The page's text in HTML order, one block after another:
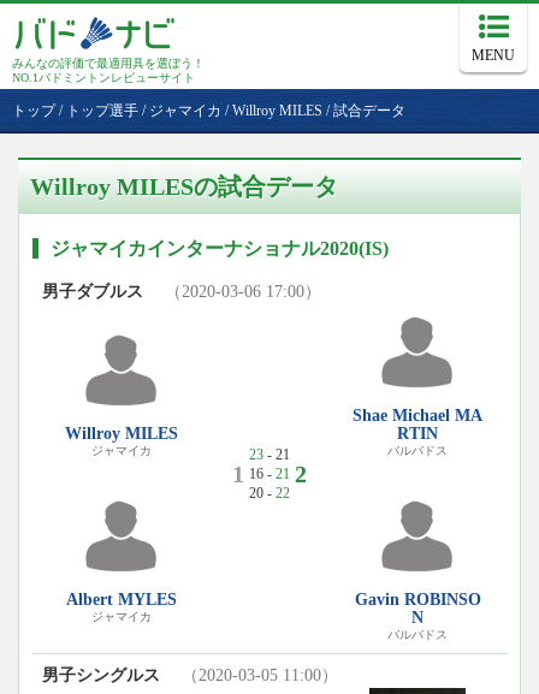
みんなの評価で最適用具を選ぼう！
NO.1バドミントンレビューサイト
MENU
トップ/ トップ選手 / ジャマイカ /Willroy MILES /試合データ
Willroy MILESの試合データ
ジャマイカインターナショナル2020(IS)
男子ダブルス （2020-03-06 17:00）
Willroy MILES
ジャマイカ
Albert MYLES
ジャマイカ
1
23- 21
16 - 21
20 - 22
2
Shae Michael MA
RTIN
バルバドス
Gavin ROBINSO
N
バルバドス
男子シングルス （2020-03-05 11:00）